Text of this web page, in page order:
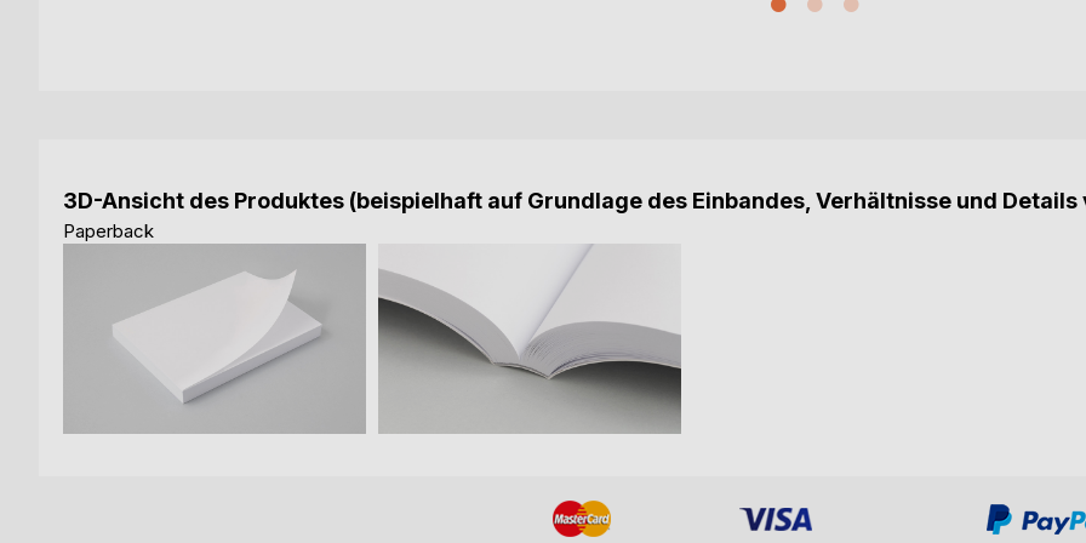
3D-Ansicht des Produktes (beispielhaft auf Grundlage des Einbandes, Verhältnisse und
Paperback